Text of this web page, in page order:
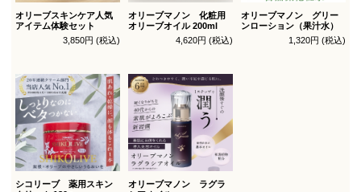
オリーブスキンケア人気
アイテム体験セット
3,850円 (税込)
オリーブマノン 化粧用
オリーブオイル 200ml
4,620円 (税込)
オリーブマノン グリー
ンローション（果汁水）
1,320円 (税込)
シコリーブ 薬用スキン
オリーブマノン ラグラ